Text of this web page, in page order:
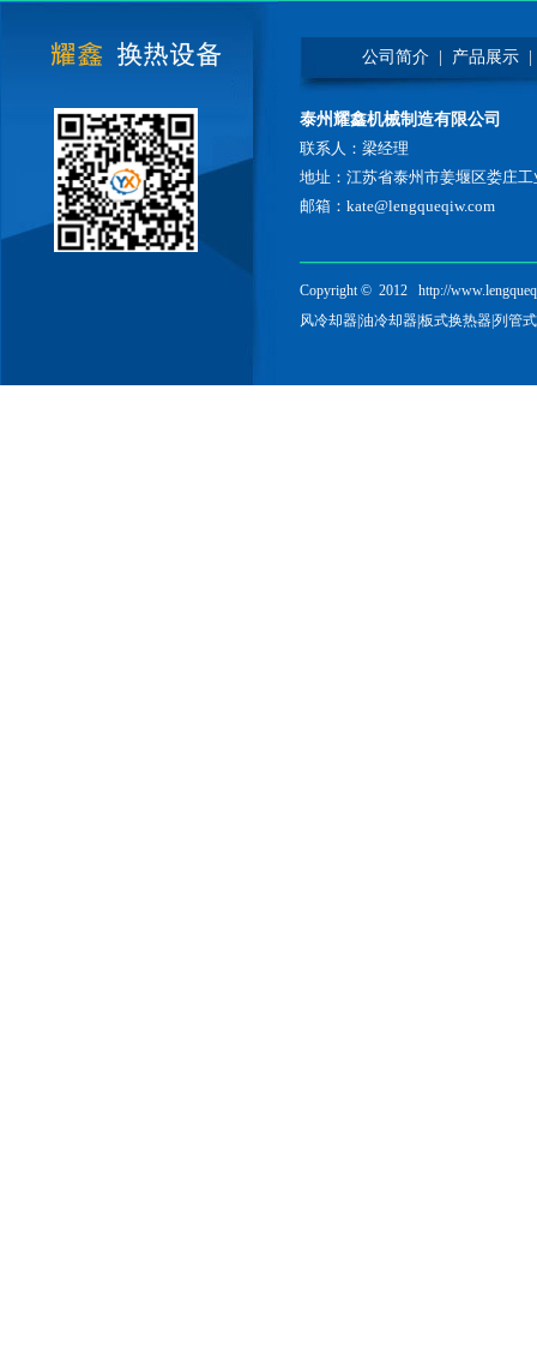
公司简介 产品展示
泰州耀鑫机械制造有限公司
联系人：梁经理
地址：江苏省泰州市姜堰区娄庄工
邮箱：kate@lengqueqiw.com
Copyright © 2012 http://
风冷却器油冷却器板式换热器列管